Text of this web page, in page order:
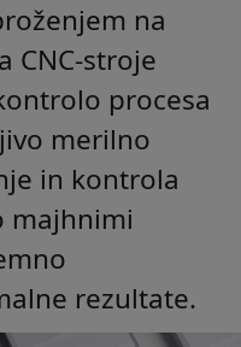
na
CNC-stroje
procesa
merilno
in kontrola
majhnimi
rezultate.